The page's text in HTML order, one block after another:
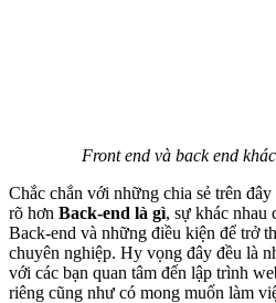
Front end và back end
Chắc chắn với những chia sẻ trên đây
rõ hơn Back-end là gì, sự khác nhau
Back-end và những điều kiện để trở
chuyên nghiệp. Hy vọng đây đều là
với các bạn quan tâm đến lập trình
riêng cũng như có mong muốn làm